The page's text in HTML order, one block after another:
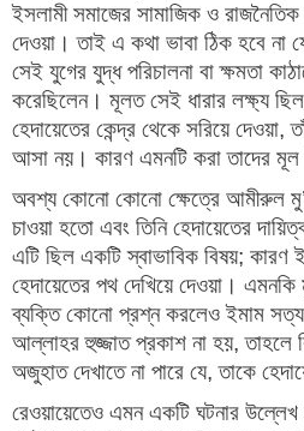
ইসলামী সমাজের সামাজিক ও রাজনৈতিক
দেওয়া। তাই এ কথা ভাবা ঠিক হবে না
সেই যুগের যুদ্ধ পরিচালনা বা ক্ষমতা
করেছিলেন। মূলত সেই ধারার লক্ষ্য
হেদায়েতের কেন্দ্র থেকে সরিয়ে দেওয়া,
আসা নয়। কারণ এমনটি করা তাদের মূল
অবশ্য কোনো কোনো ক্ষেত্রে আমীরুল মু’
চাওয়া হতো এবং তিনি হেদায়েতের
এটি ছিল একটি স্বাভাবিক বিষয়; কারণ
হেদায়েতের পথ দেখিয়ে দেওয়া। এমনকি
ব্যক্তি কোনো প্রশ্ন করলেও ইমাম
আল্লাহর হুজ্জাত প্রকাশ না হয়, তাহলে
অজুহাত দেখাতে না পারে যে, তাকে
রেওয়ায়েতেও এমন একটি ঘটনার